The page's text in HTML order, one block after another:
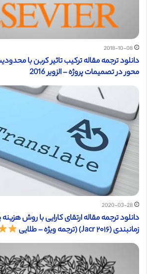
2018-10-08
دانلود ترجمه مقاله ترکیب تاثیر کربن با
محور در تصمیمات پروژه‌ – الزویر 2016
2020-03-28
دانلود ترجمه مقاله ارتقای کارایی با روش
زمانبندی (Jacr ۲۰۱۶) (ترجمه ویژه – طلایی